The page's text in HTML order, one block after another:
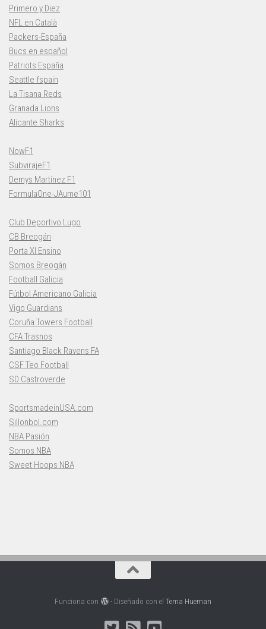
Primero y Diez
NFL en Català
Packers-España
Bucs en español
Patriots España
Seattle fspain
La Tisana Reds
Granada Lions
Alicante Sharks
NowF1
SubvirajeF1
Demys Martínez F1
FormulaOne-JAume101
Club Deportivo Lugo
CB Breogán
Porta XI Ensino
Somos Breogán
Football Galicia
Fútbol Americano Galicia
Vigo Guardians
Coruña Towers Football
CFA Trasnos
Santiago Black Ravens FA
CSF Teo Football
SD Castroverde
SportsmadeinUSA.com
Sillonbol.com
NBA Pasión
Somos NBA
Sweet Hoops NBA
Funciona con - Diseñado con el Tema Hueman